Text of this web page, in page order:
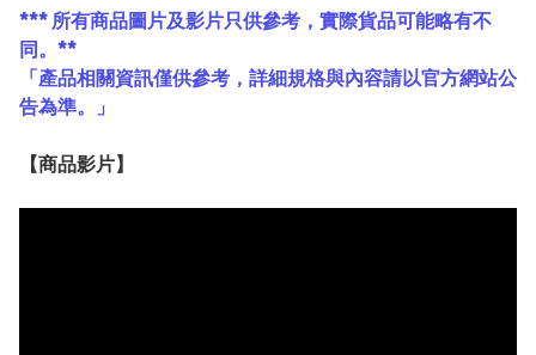
*** 所有商品圖片及影片只供參考，實際貨品可能略有不
同。**
「產品相關資訊僅供參考，詳細規格與內容請以官方網站公
告為準。」
【商品影片】